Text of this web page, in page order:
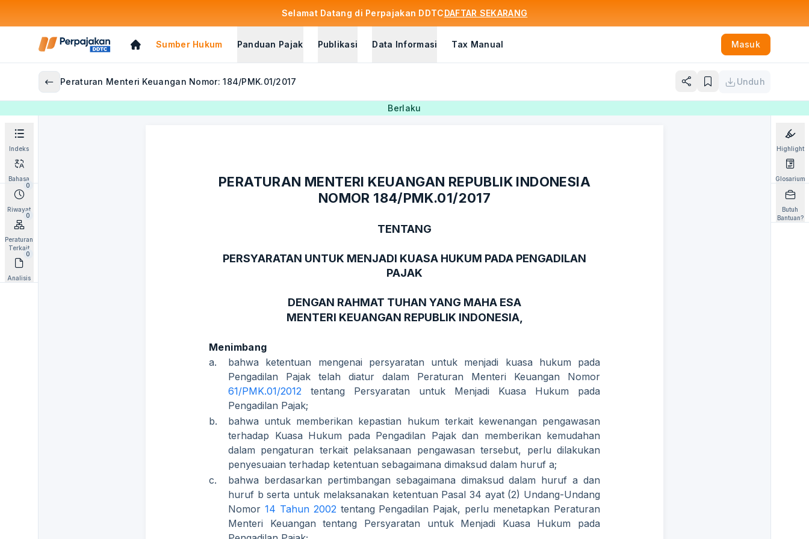
Selamat Datang di Perpajakan DDTCDAFTAR SEKARANG
Sumber Hukum Panduan Pajak Publikasi Data Informasi Tax Manual Masuk
Peraturan Menteri Keuangan Nomor: 184/PMK.01/2017 Unduh
Berlaku
Indeks
Bahasa
0
Riwayat
0
Peraturan
Terkait
0
Analisis
PERATURAN MENTERI KEUANGAN REPUBLIK INDONESIA
NOMOR 184/PMK.01/2017
TENTANG
PERSYARATAN UNTUK MENJADI KUASA HUKUM PADA PENGADILAN
PAJAK
DENGAN RAHMAT TUHAN YANG MAHA ESA
MENTERI KEUANGAN REPUBLIK INDONESIA,
Menimbang
a.
bahwa ketentuan mengenai persyaratan untuk menjadi kuasa hukum pada
Pengadilan Pajak telah diatur dalam Peraturan Menteri Keuangan Nomor
61/PMK.01/2012 tentang Persyaratan untuk Menjadi Kuasa Hukum pada
Pengadilan Pajak;
b.
bahwa untuk memberikan kepastian hukum terkait kewenangan pengawasan
terhadap Kuasa Hukum pada Pengadilan Pajak dan memberikan kemudahan
dalam pengaturan terkait pelaksanaan pengawasan tersebut, perlu dilakukan
penyesuaian terhadap ketentuan sebagaimana dimaksud dalam huruf a;
c.
bahwa berdasarkan pertimbangan sebagaimana dimaksud dalam huruf a dan
huruf b serta untuk melaksanakan ketentuan Pasal 34 ayat (2) Undang-Undang
Nomor 14 Tahun 2002tentang Pengadilan Pajak, perlu menetapkan Peraturan
Menteri Keuangan tentang Persyaratan untuk Menjadi Kuasa Hukum pada
Highlight
Glosarium
Butuh
Bantuan?